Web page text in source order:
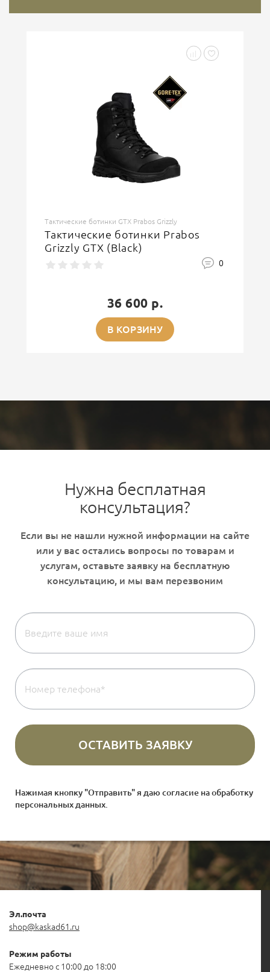
Тактические ботинки GTX Prabos Grizzly
Тактические ботинки Prabos
Grizzly GTX (Black)
0
36 600 р.
В КОРЗИНУ
Нужна бесплатная
консультация?
Нажимая кнопку "Отправить" я даю согласие наобработку
персональных данных
Эл.почта
shop@kaskad61.ru
Режим работы
Ежедневно с 10:00 до 18:00